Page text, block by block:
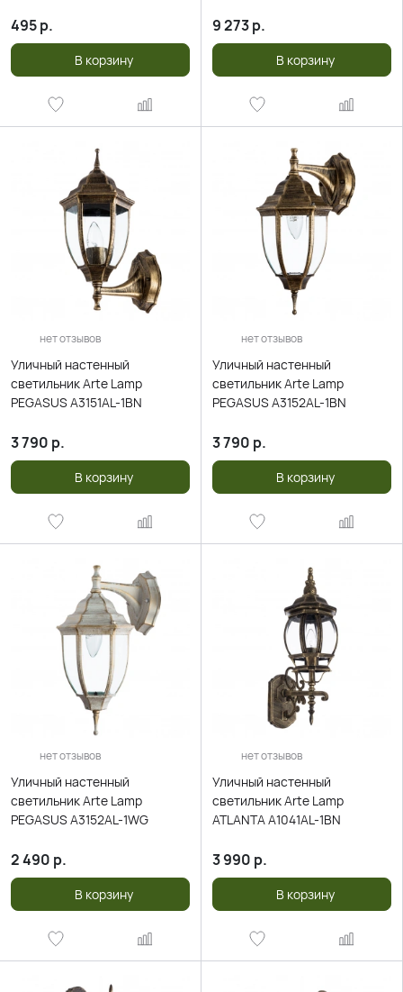
495р.
В корзину
9 273р.
В корзину
нет отзывов
Уличный настенный
светильник Arte Lamp
PEGASUS A3151AL-1BN
3 790 р.
В корзину
нет отзывов
Уличный настенный
светильник Arte Lamp
PEGASUS A3152AL-1BN
3 790 р.
В корзину
нет отзывов
Уличный настенный
светильник Arte Lamp
PEGASUS A3152AL-1WG
2 490 р.
В корзину
нет отзывов
Уличный настенный
светильник Arte Lamp
ATLANTA A1041AL-1BN
3 990 р.
В корзину